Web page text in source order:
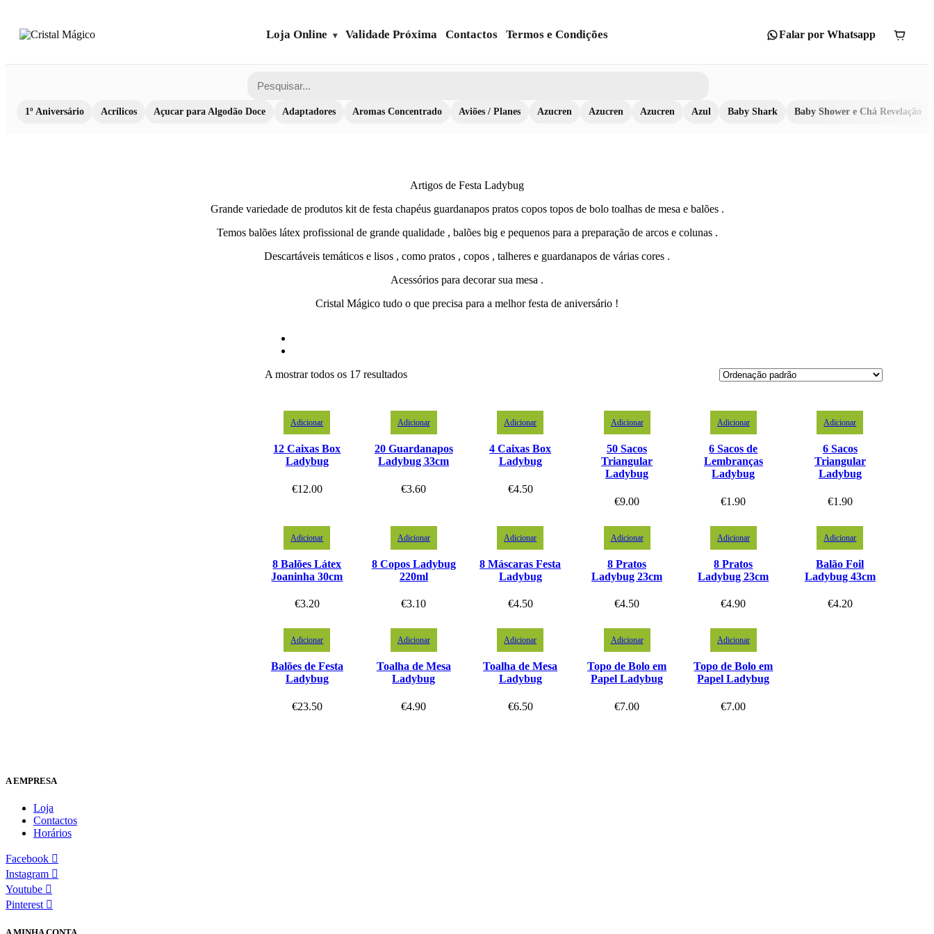
Loja Online Validade Próxima Contactos Termos e Condições Falar por Whatsapp
1º Aniversário Acrílicos Açucar para Algodão Doce Adaptadores Aromas Concentrado Aviões / Planes Azucren Azucren Azucren Azul Baby Shark Baby Shower e Chá Revelação
Artigos de Festa Ladybug
Grande variedade de produtos kit de festa chapéus guardanapos pratos copos topos de bolo toalhas de mesa e balões .
Temos balões látex profissional de grande qualidade , balões big e pequenos para a preparação de arcos e colunas .
Descartáveis temáticos e lisos , como pratos , copos , talheres e guardanapos de várias cores .
Acessórios para decorar sua mesa .
Cristal Mágico tudo o que precisa para a melhor festa de aniversário !
A mostrar todos os 17 resultados
Adicionar
12 Caixas Box
Ladybug
€12.00
Adicionar
20 Guardanapos
Ladybug 33cm
€3.60
Adicionar
4 Caixas Box
Ladybug
€4.50
Adicionar
50 Sacos
Triangular
Ladybug
€9.00
Adicionar
6 Sacos de
Lembranças
Ladybug
€1.90
Adicionar
6 Sacos
Triangular
Ladybug
€1.90
Adicionar
8 Balões Látex
Joaninha 30cm
€3.20
Adicionar
8 Copos Ladybug
220ml
€3.10
Adicionar
8 Máscaras Festa
Ladybug
€4.50
Adicionar
8 Pratos
Ladybug 23cm
€4.50
Adicionar
8 Pratos
Ladybug 23cm
€4.90
Adicionar
Balão Foil
Ladybug 43cm
€4.20
Adicionar
Balões de Festa
Ladybug
€23.50
Adicionar
Toalha de Mesa
Ladybug
€4.90
Adicionar
Toalha de Mesa
Ladybug
€6.50
Adicionar
Topo de Bolo em
Papel Ladybug
€7.00
Adicionar
Topo de Bolo em
Papel Ladybug
€7.00
A EMPRESA
Loja
Contactos
Horários
Facebook
Instagram
Youtube
Pinterest